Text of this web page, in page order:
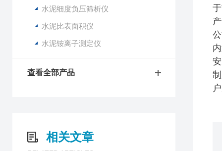
水泥细度负压筛析仪
水泥比表面积仪
水泥铵离子测定仪
查看全部产品
相关文章